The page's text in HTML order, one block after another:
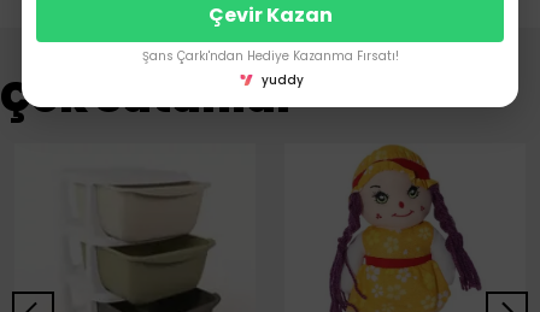
Çok Satanlar
Çevir Kazan
Şans Çarkı'ndan Hediye Kazanma Fırsatı!
yuddy